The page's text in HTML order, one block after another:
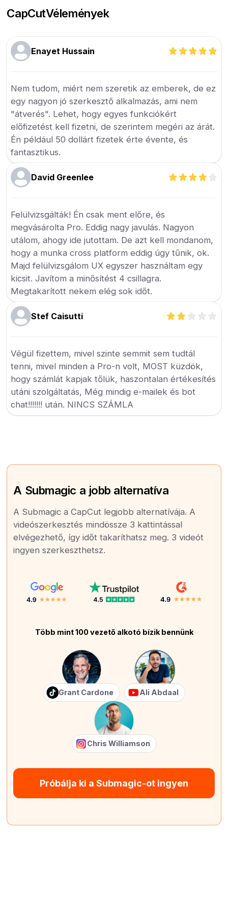
CapCutVélemények
Enayet Hussain
Nem tudom, miért nem szeretik az emberek, de ez
egy nagyon jó szerkesztő alkalmazás, ami nem
"átverés". Lehet, hogy egyes funkciókért
előfizetést kell fizetni, de szerintem megéri az árát.
Én például 50 dollárt fizetek érte évente, és
fantasztikus.
David Greenlee
Felülvizsgálták! Én csak ment előre, és
megvásárolta Pro. Eddig nagy javulás. Nagyon
utálom, ahogy ide jutottam. De azt kell mondanom,
hogy a munka cross platform eddig úgy tűnik, ok.
Majd felülvizsgálom UX egyszer használtam egy
kicsit. Javítom a minősítést 4 csillagra.
Megtakarított nekem elég sok időt.
Stef Caisutti
Végül fizettem, mivel szinte semmit sem tudtál
tenni, mivel minden a Pro-n volt, MOST küzdök,
hogy számlát kapjak tőlük, haszontalan értékesítés
utáni szolgáltatás, Még mindig e-mailek és bot
chat!!!!!!! után. NINCS SZÁMLA
A Submagic a jobb alternatíva
A Submagic a CapCut legjobb alternatívája. A
videószerkesztés mindössze 3 kattintással
elvégezhető, így időt takaríthatsz meg. 3 videót
ingyen szerkeszthetsz.
Több mint 100 vezető alkotó bízik bennünk
Grant Cardone Ali Abdaal
Chris Williamson
Próbálja ki a Submagic-ot ingyen